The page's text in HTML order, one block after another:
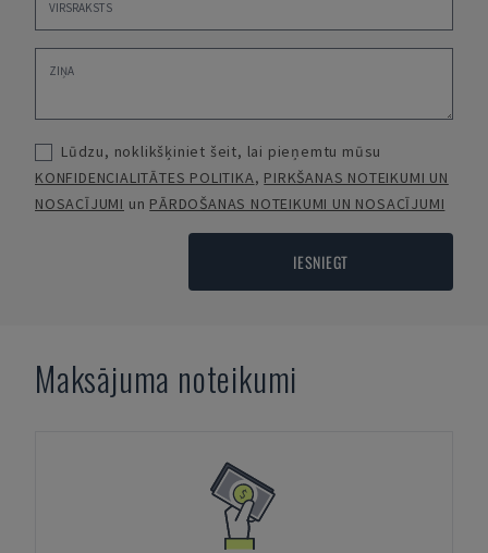
Lūdzu, noklikšķiniet šeit, lai pieņemtu mūsu
KONFIDENCIALITĀTES POLITIKA, PIRKŠANAS NOTEIKUMI UN
NOSACĪJUMI un PĀRDOŠANAS NOTEIKUMI UN NOSACĪJUMI
IESNIEGT
Maksājuma noteikumi